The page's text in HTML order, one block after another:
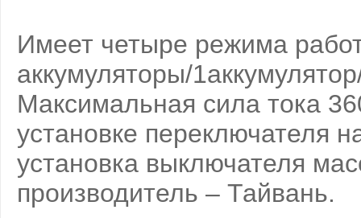
Имеет четыре режима
аккумуляторы/
Максимальная сила тока
установке переключателя
установка выключателя
производитель – Тайвань.